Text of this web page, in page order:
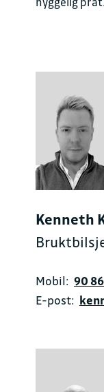
Kenneth
Mobil: 90
E-post: